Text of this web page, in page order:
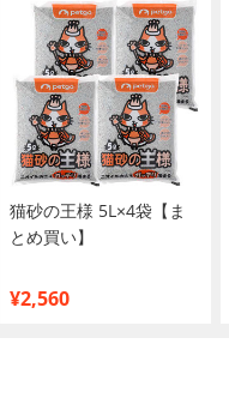
猫砂の王様 5L×4袋【ま
とめ買い】
¥2,560